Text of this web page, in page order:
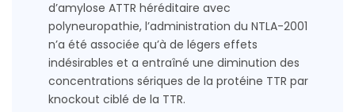
d’amylose ATTR héréditaire avec
polyneuropathie, l’administration du NTLA-2001
n’a été associée qu’à de légers effets
indésirables et a entraîné une diminution des
concentrations sériques de la protéine TTR par
knockout ciblé de la TTR.